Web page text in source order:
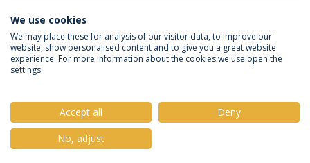
LATEST NEWS
Política de Privacidade
Termos e Condições
© 2026 Universidade Católica Portuguesa
We use cookies
We may place these for analysis of our visitor data, to improve our
website, show personalised content and to give you a great website
experience. For more information about the cookies we use open the
settings.
Accept all
Deny
No, adjust